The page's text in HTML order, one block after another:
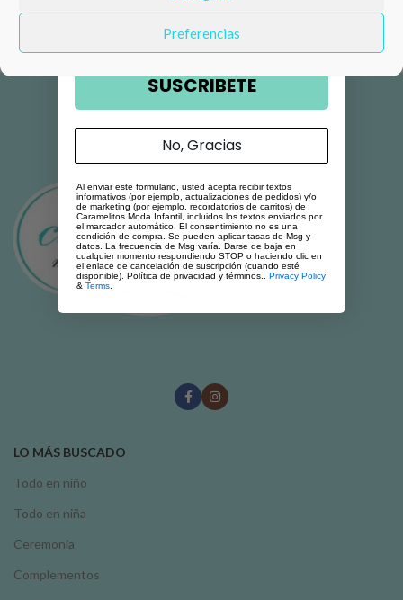
Preferencias
LO MÁS BUSCADO
Todo en niño
Todo en niña
Ceremonia
Complementos
Email
SUSCRIBETE
No, Gracias
Al enviar este formulario, usted acepta recibir textos
informativos (por ejemplo, actualizaciones de pedidos) y/o
de marketing (por ejemplo, recordatorios de carritos) de
Caramelitos Moda Infantil, incluidos los textos enviados por
el marcador automático. El consentimiento no es una
condición de compra. Se pueden aplicar tasas de Msg y
datos. La frecuencia de Msg varía. Darse de baja en
cualquier momento respondiendo STOP o haciendo clic en
el enlace de cancelación de suscripción (cuando esté
disponible). Política de privacidad y términos.. Privacy Policy
& Terms